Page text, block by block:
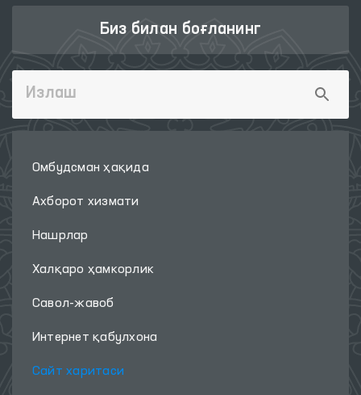
Биз билан боғланинг
Омбудсман ҳақида
Ахборот хизмати
Нашрлар
Халқаро ҳамкорлик
Савол-жавоб
Интернет қабулхона
Сайт харитаси